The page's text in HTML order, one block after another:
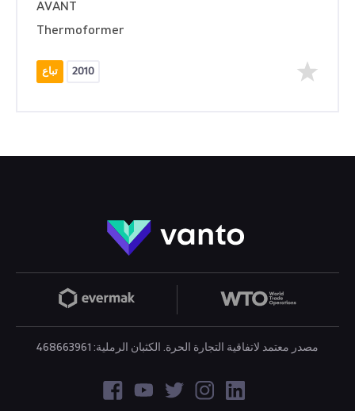
AVANT
Thermoformer
تباع 2010
مصدر معتمد لاتفاقية التجارة الحرة. الكثبان الرملية: 468663961